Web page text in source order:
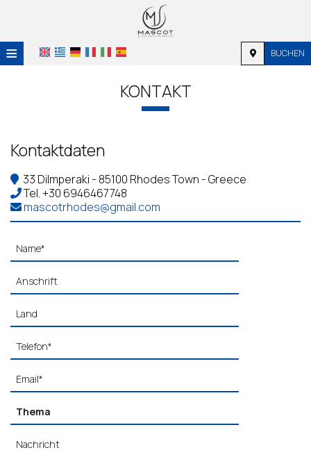
≡ BUCHEN
LAGE
FOTOGALERIE
NACHFRAGE
KONTAKT
Kontaktdaten
33 Dilmperaki - 85100 Rhodes Town - Greece
Tel.+30 6946467748
mascotrhodes@gmail.com